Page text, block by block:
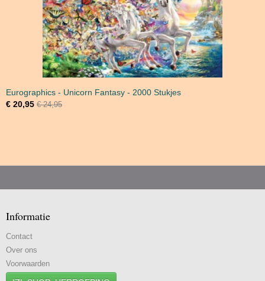
Eurographics - Unicorn Fantasy - 2000 Stukjes
€ 20,95 € 24,95
Informatie
Contact
Over ons
Voorwaarden